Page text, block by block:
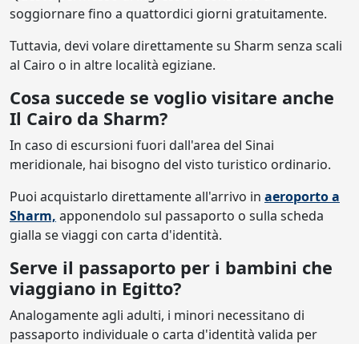
soggiornare fino a quattordici giorni gratuitamente.
Tuttavia, devi volare direttamente su Sharm senza scali
al Cairo o in altre località egiziane.
Cosa succede se voglio visitare anche
Il Cairo da Sharm?
In caso di escursioni fuori dall'area del Sinai
meridionale, hai bisogno del visto turistico ordinario.
Puoi acquistarlo direttamente all'arrivo in aeroporto a
Sharm, apponendolo sul passaporto o sulla scheda
gialla se viaggi con carta d'identità.
Serve il passaporto per i bambini che
viaggiano in Egitto?
Analogamente agli adulti, i minori necessitano di
passaporto individuale o carta d'identità valida per